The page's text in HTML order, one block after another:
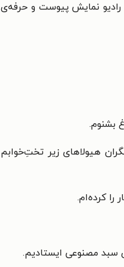
گویندگان کتاب صوتی پاستیل‌های بنفش است که در سال ۱۳۸۵ کار خود را به‌طور جدی شروع کرد و در سال ۱۳۹۰ به رادیو نمایش پیوست و حرفه‌ی
بشنوم.
هیولاهای زیر تختِ‌خوابم
کرده‌ام.
سبد مصنوعی ایستادیم.